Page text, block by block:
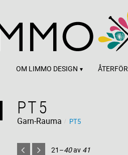
OM LIMMO DESIGN
PT5
Garn-Rauma PT5
21–40av 41